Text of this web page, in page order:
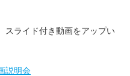
スライド付き動画をアップい
説明会